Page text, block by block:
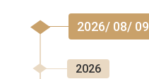
2026/ 08/ 09
2026